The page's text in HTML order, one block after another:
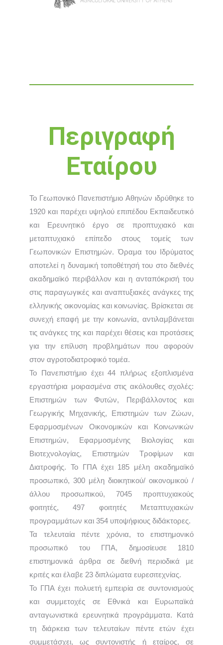
Περιγραφή
Εταίρου
Το Γεωπονικό Πανεπιστήμιο Αθηνών ιδρύθηκε το
1920 και παρέχει υψηλού επιπέδου Εκπαιδευτικό
και Ερευνητικό έργο σε προπτυχιακό και
μεταπτυχιακό επίπεδο στους τομείς των
Γεωπονικών Επιστημών. Όραμα του Ιδρύματος
αποτελεί η δυναμική τοποθέτησή του στο διεθνές
ακαδημαϊκό περιβάλλον και η ανταπόκρισή του
στις παραγωγικές και αναπτυξιακές ανάγκες της
ελληνικής οικονομίας και κοινωνίας. Βρίσκεται σε
συνεχή επαφή με την κοινωνία, αντιλαμβάνεται
τις ανάγκες της και παρέχει θέσεις και προτάσεις
για την επίλυση προβλημάτων που αφορούν
στον αγροτοδιατροφικό τομέα.
Το Πανεπιστήμιο έχει 44 πλήρως εξοπλισμένα
εργαστήρια μοιρασμένα στις ακόλουθες σχολές:
Επιστημών των Φυτών, Περιβάλλοντος και
Γεωργικής Μηχανικής, Επιστημών των Ζώων,
Εφαρμοσμένων Οικονομικών και Κοινωνικών
Επιστημών, Εφαρμοσμένης Βιολογίας και
Βιοτεχνολογίας, Επιστημών Τροφίμων και
Διατροφής. Το ΓΠΑ έχει 185 μέλη ακαδημαϊκό
προσωπικό, 300 μέλη διοικητικού/ οικονομικού /
άλλου προσωπικού, 7045 προπτυχιακούς
φοιτητές, 497 φοιτητές Μεταπτυχιακών
προγραμμάτων και 354 υποψήφιους διδάκτορες.
Τα τελευταία πέντε χρόνια, το επιστημονικό
προσωπικό του ΓΠΑ, δημοσίευσε 1810
επιστημονικά άρθρα σε διεθνή περιοδικά με
κριτές και έλαβε 23 διπλώματα ευρεσιτεχνίας.
Το ΓΠΑ έχει πολυετή εμπειρία σε συντονισμούς
και συμμετοχές σε Εθνικά και Ευρωπαϊκά
ανταγωνιστικά ερευνητικά προγράμματα. Κατά
τη διάρκεια των τελευταίων πέντε ετών έχει
συμμετάσχει, ως συντονιστής ή εταίρος, σε